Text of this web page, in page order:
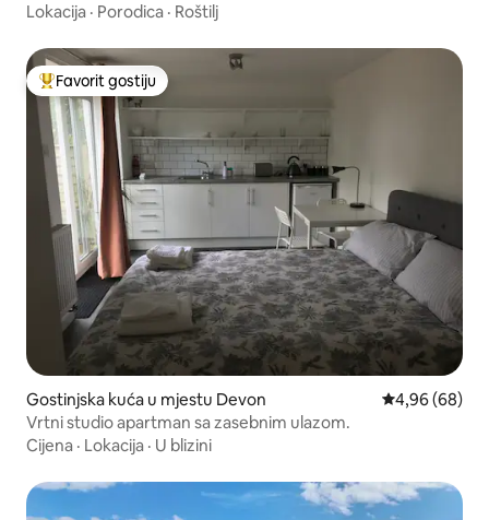
Lokacija · Porodica · Roštilj
Glavni favorit gostiju
Favorit gostiju
Gostinjska kuća u mjestu Devon Prosječna
4,96 (68)
Vrtni studio apartman sa zasebnim ulazom.
Cijena · Lokacija · U blizini